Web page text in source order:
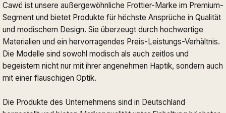
Cawö ist unsere außergewöhnliche Frottier-Marke im Premium-
Segment und bietet Produkte für höchste Ansprüche in Qualität
und modischem Design. Sie überzeugt durch hochwertige
Materialien und ein hervorragendes Preis-Leistungs-Verhältnis.
Die Modelle sind sowohl modisch als auch zeitlos und
begeistern nicht nur mit ihrer angenehmen Haptik, sondern auch
mit einer flauschigen Optik.
Die Produkte des Unternehmens sind in Deutschland